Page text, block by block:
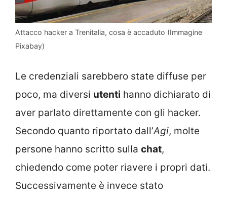
Attacco hacker a Trenitalia, cosa è accaduto (Immagine
Pixabay)
Le credenziali sarebbero state diffuse per
poco, ma diversi utenti hanno dichiarato di
aver parlato direttamente con gli hacker.
Secondo quanto riportato dall’Agi, molte
persone hanno scritto sulla chat,
chiedendo come poter riavere i propri dati.
Successivamente è invece stato